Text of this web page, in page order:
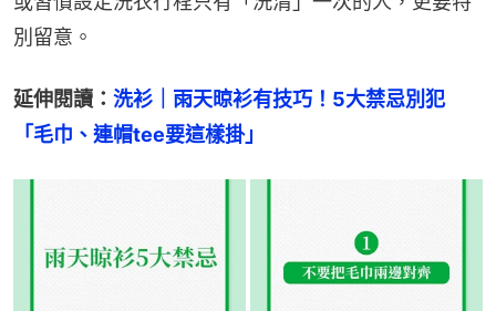
別留意。
延伸閱讀： 洗衫｜雨天晾衫有技巧！5大禁忌別犯
「毛巾、連帽tee要這樣掛」